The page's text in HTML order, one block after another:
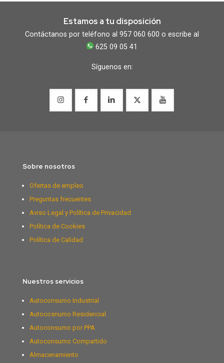
Estamos a tu disposición
Contáctanos por teléfono al 957 060 600 o escribe al
625 09 05 41
Síguenos en:
Sobre nosotros
Ofertas de empleo
Preguntas frecuentes
Aviso Legal y Política de Privacidad
Política de Cookies
Política de Calidad
Nuestros servicios
Autoconsumo Industrial
Autocosnumo Residencial
Autoconsumo por PPA
Autoconsumo Compartido
Almacenamiento